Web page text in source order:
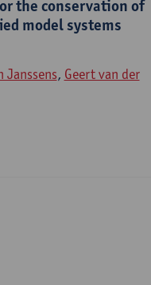
the conservation of
model systems
Janssens, Geert van der